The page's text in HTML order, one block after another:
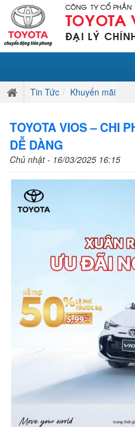
Tin Tức Khuyến mãi
TOYOTA VIOS – CHI
DỄ DÀNG
Chủ nhật - 16/03/2025 16:15